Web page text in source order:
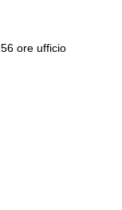
ore ufficio